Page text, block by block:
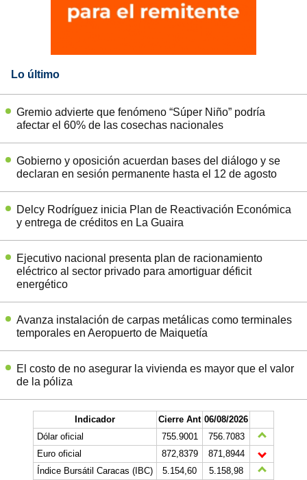
Lo último
Gremio advierte que fenómeno “Súper Niño” podría
afectar el 60% de las cosechas nacionales
Gobierno y oposición acuerdan bases del diálogo y se
declaran en sesión permanente hasta el 12 de agosto
Delcy Rodríguez inicia Plan de Reactivación Económica
y entrega de créditos en La Guaira
Ejecutivo nacional presenta plan de racionamiento
eléctrico al sector privado para amortiguar déficit
energético
Avanza instalación de carpas metálicas como terminales
temporales en Aeropuerto de Maiquetía
El costo de no asegurar la vivienda es mayor que el valor
de la póliza
Indicador Cierre Ant 06/08/2026
Dólar oficial
755.9001
756.7083
Euro oficial
872,8379
871,8944
Índice Bursátil Caracas (IBC)
5.154,60
5.158,98